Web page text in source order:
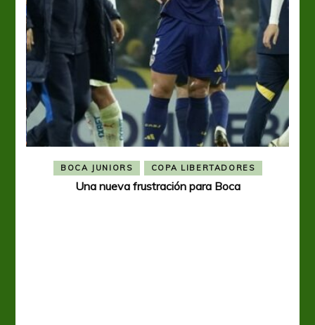
BOCA JUNIORS COPA LIBERTADORES
Una nueva frustración para Boca